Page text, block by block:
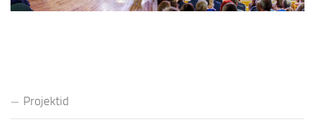
Projektid